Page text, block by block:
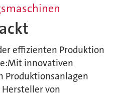
effizienten Produktion
innovativen
Produktionsanlagen
von